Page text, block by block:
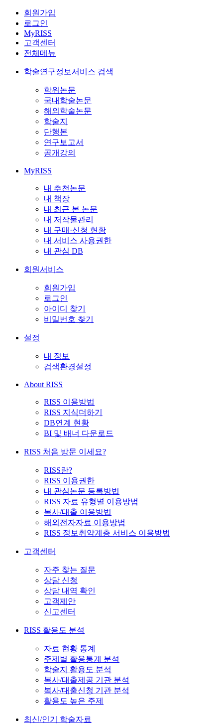
회원가입
로그인
MyRISS
고객센터
전체메뉴
학술연구정보서비스 검색
학위논문
국내학술논문
해외학술논문
학술지
단행본
연구보고서
공개강의
MyRISS
내 추천논문
내 책장
내 최근 본 논문
내 저작물관리
내 구매·신청 현황
내 서비스 사용권한
내 관심 DB
회원서비스
회원가입
로그인
아이디 찾기
비밀번호 찾기
설정
내 정보
검색환경설정
About RISS
RISS 이용방법
RISS 지식더하기
DB연계 현황
BI 및 배너 다운로드
RISS 처음 방문 이세요?
RISS란?
RISS 이용권한
내 관심논문 등록방법
RISS 자료 유형별 이용방법
복사/대출 이용방법
해외전자자료 이용방법
RISS 정보취약계층 서비스 이용방법
고객센터
자주 찾는 질문
상담 신청
상담 내역 확인
고객제안
신고센터
RISS 활용도 분석
자료 현황 통계
주제별 활용통계 분석
학술지 활용도 분석
복사/대출제공 기관 분석
복사/대출신청 기관 분석
활용도 높은 주제
최신/인기 학술자료